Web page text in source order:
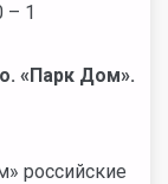
– 1
«Парк Дом».
российские